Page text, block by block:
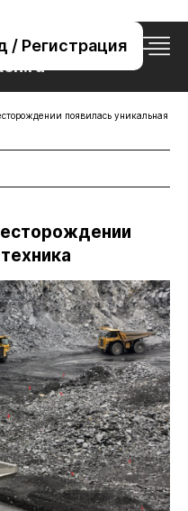
/ Регистрация
76-32
появилась уникальная